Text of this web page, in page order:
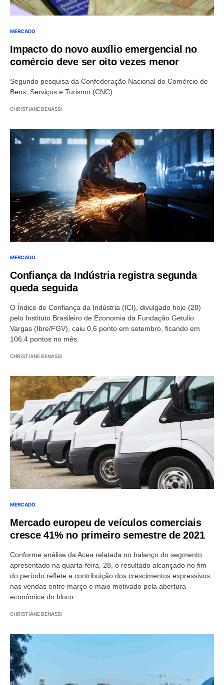
MERCADO
Impacto do novo auxílio emergencial no
comércio deve ser oito vezes menor
Segundo pesquisa da Confederação Nacional do Comércio de
Bens, Serviços e Turismo (CNC).
CHRISTIANE BENASSI
MERCADO
Confiança da Indústria registra segunda
queda seguida
O Índice de Confiança da Indústria (ICI), divulgado hoje (28)
pelo Instituto Brasileiro de Economia da Fundação Getulio
Vargas (Ibre/FGV), caiu 0,6 ponto em setembro, ficando em
106,4 pontos no mês.
CHRISTIANE BENASSI
MERCADO
Mercado europeu de veículos comerciais
cresce 41% no primeiro semestre de 2021
Conforme análise da Acea relatada no balanço do segmento
apresentado na quarta-feira, 28, o resultado alcançado no fim
do período reflete a contribuição dos crescimentos expressivos
nas vendas entre março e maio motivado pela abertura
econômica do bloco.
CHRISTIANE BENASSI